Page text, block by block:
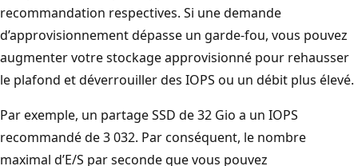
recommandation respectives. Si une demande
d’approvisionnement dépasse un garde-fou, vous pouvez
augmenter votre stockage approvisionné pour rehausser
le plafond et déverrouiller des IOPS ou un débit plus élevé.
Par exemple, un partage SSD de 32 Gio a un IOPS
recommandé de 3 032. Par conséquent, le nombre
maximal d’E/S par seconde que vous pouvez